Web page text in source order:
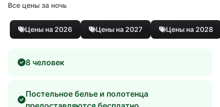
Все цены за ночь
Цены на 2026 Цены на 2027 Цены на 2028
8 человек
Постельное белье и полотенца